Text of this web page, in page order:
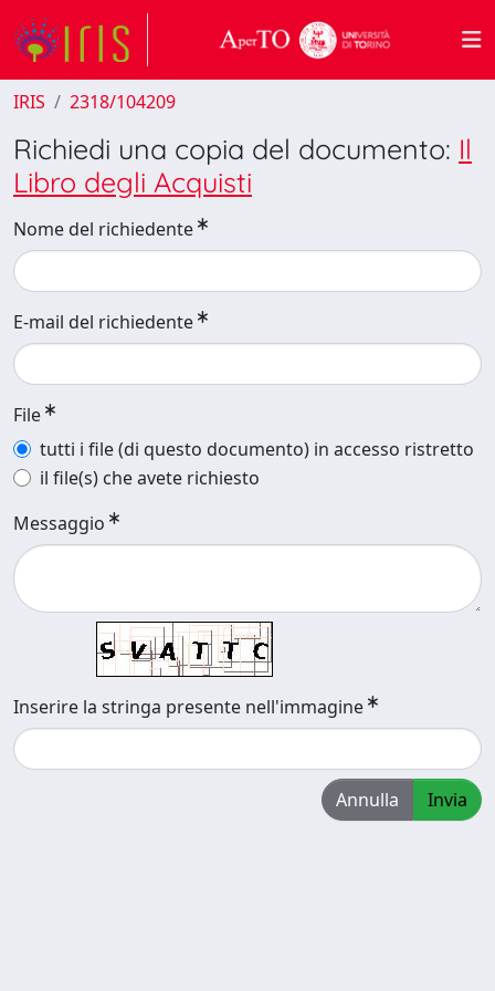
IRIS 2318/104209
Richiedi una copia del documento: Il
Libro degli Acquisti
Nome del richiedente
E-mail del richiedente
File
tutti i file (di questo documento) in accesso ristretto
il file(s) che avete richiesto
Messaggio
Inserire la stringa presente nell'immagine
Annulla Invia